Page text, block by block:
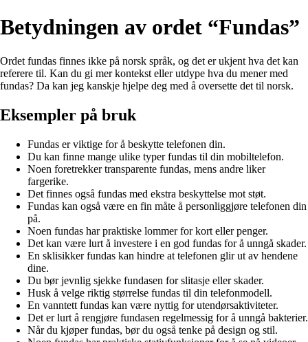
Betydningen av ordet “Fundas”
Ordet fundas finnes ikke på norsk språk, og det er ukjent hva det kan
referere til. Kan du gi mer kontekst eller utdype hva du mener med
fundas? Da kan jeg kanskje hjelpe deg med å oversette det til norsk.
Eksempler på bruk
Fundas er viktige for å beskytte telefonen din.
Du kan finne mange ulike typer fundas til din mobiltelefon.
Noen foretrekker transparente fundas, mens andre liker
fargerike.
Det finnes også fundas med ekstra beskyttelse mot støt.
Fundas kan også være en fin måte å personliggjøre telefonen din
på.
Noen fundas har praktiske lommer for kort eller penger.
Det kan være lurt å investere i en god fundas for å unngå skader.
En sklisikker fundas kan hindre at telefonen glir ut av hendene
dine.
Du bør jevnlig sjekke fundasen for slitasje eller skader.
Husk å velge riktig størrelse fundas til din telefonmodell.
En vanntett fundas kan være nyttig for utendørsaktiviteter.
Det er lurt å rengjøre fundasen regelmessig for å unngå bakterier.
Når du kjøper fundas, bør du også tenke på design og stil.